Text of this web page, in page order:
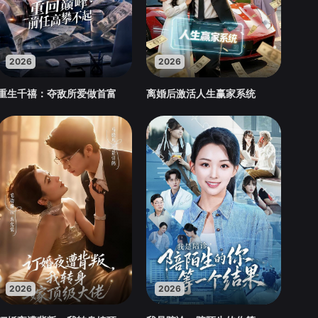
2026
生千禧：夺敌所爱做首富
2026
离婚后激活人生赢家系统
2026 2026